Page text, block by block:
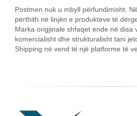
Postmen nuk u mbyll përfundimisht.
përthith në linjën e produkteve të
Marka origjinale shfaqet ende në disa
komercialisht dhe strukturalisht tani
Shipping në vend të një platforme të